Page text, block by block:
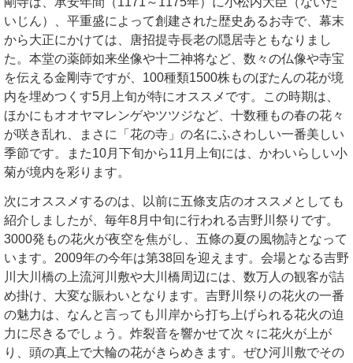
いじん）、平重盛によって創建された歴史あるお寺で、幕末
から大正にかけては、唐招提寺長老の隠居寺ともなりまし
た。本堂の薬師如来坐像や十二神将など、数々の仏像や寺宝
を伝える金剛寺ですが、100種類1500株ものぼたんの花が境
内を埋めつくす5月上旬が特にオススメです。この時期は、
ほかにもオオヤマレンゲやツツジなど、十数種もの春の花々
が咲き乱れ、まさに「花の寺」の名にふさわしい一番美しい
季節です。また10月下旬から11月上旬には、かわいらしい小
菊が境内を彩ります。
次にオススメするのは、以前に五條支店のオススメとしても
紹介しましたが、毎年8月中旬に行われる吉野川祭りです。
3000発もの花火が夜空を焦がし、五條の夏の風物詩となって
います。2009年の今年は第38回を迎えます。会場となる吉野
川大川橋の上流河川敷や大川橋周辺には、数万人の観客が詰
め掛け、大変な賑わいとなります。吉野川祭りの花火の一番
の魅力は、なんと言っても川岸から打ち上げられる花火の迫
力に尽きるでしょう。炸裂音を響かせて次々に花火が上が
り、頭の真上で大輪の花がきらめきます。ぜひ河川敷でその